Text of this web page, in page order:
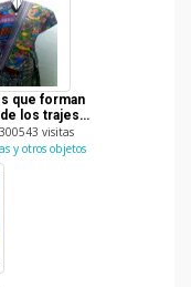
que forman
los trajes
Guatemala
visitas
y otros objetos